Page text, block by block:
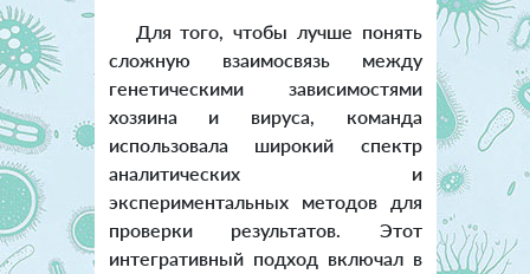
Для того, чтобы лучше понять
сложную взаимосвязь между
генетическими зависимостями
хозяина и вируса, команда
использовала широкий спектр
аналитических и
экспериментальных методов для
проверки результатов. Этот
интегративный подход включал в